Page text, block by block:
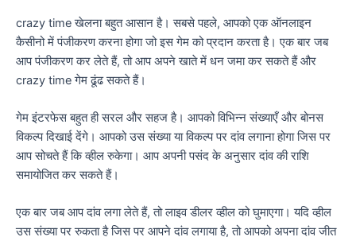
crazy time खेलना बहुत आसान है। सबसे पहले, आपको एक ऑनलाइन
कैसीनो में पंजीकरण करना होगा जो इस गेम को प्रदान करता है। एक बार जब
आप पंजीकरण कर लेते हैं, तो आप अपने खाते में धन जमा कर सकते हैं और
crazy time गेम ढूंढ सकते हैं।
गेम इंटरफेस बहुत ही सरल और सहज है। आपको विभिन्न संख्याएँ और बोनस
विकल्प दिखाई देंगे। आपको उस संख्या या विकल्प पर दांव लगाना होगा जिस पर
आप सोचते हैं कि व्हील रुकेगा। आप अपनी पसंद के अनुसार दांव की राशि
समायोजित कर सकते हैं।
एक बार जब आप दांव लगा लेते हैं, तो लाइव डीलर व्हील को घुमाएगा। यदि व्हील
उस संख्या पर रुकता है जिस पर आपने दांव लगाया है, तो आपको अपना दांव जीत